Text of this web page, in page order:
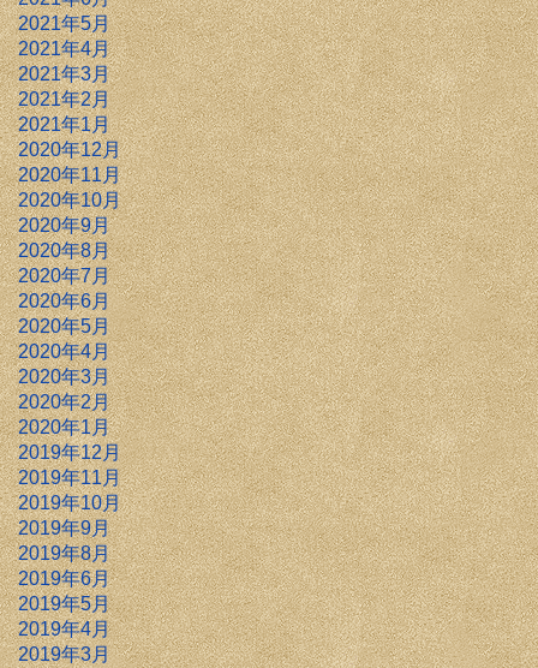
2021年5月
2021年4月
2021年3月
2021年2月
2021年1月
2020年12月
2020年11月
2020年10月
2020年9月
2020年8月
2020年7月
2020年6月
2020年5月
2020年4月
2020年3月
2020年2月
2020年1月
2019年12月
2019年11月
2019年10月
2019年9月
2019年8月
2019年6月
2019年5月
2019年4月
2019年3月